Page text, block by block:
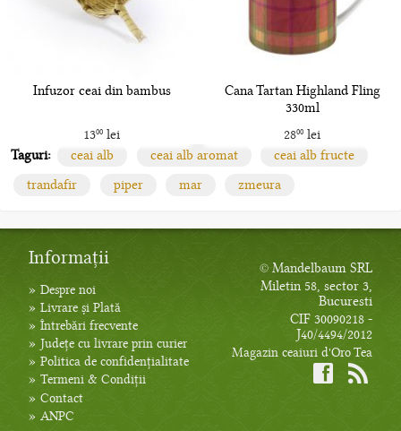
Infuzor ceai din bambus
1300lei
Cana Tartan Highland Fling
330ml
2800lei
Taguri:
ceai alb ceai alb aromat
ceai alb fructe
trandafir
piper mar zmeura
Informații
» Despre noi
» Livrare și Plată
» Întrebări frecvente
» Județe cu livrare prin curier
» Politica de confidențialitate
» Termeni & Condiții
» Contact
» ANPC
© Mandelbaum SRL
Miletin 58, sector 3,
Bucuresti
CIF 30090218 -
J40/4494/2012
Magazin ceaiuri d'Oro Tea